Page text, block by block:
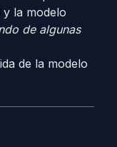
la modelo
de algunas
de la modelo